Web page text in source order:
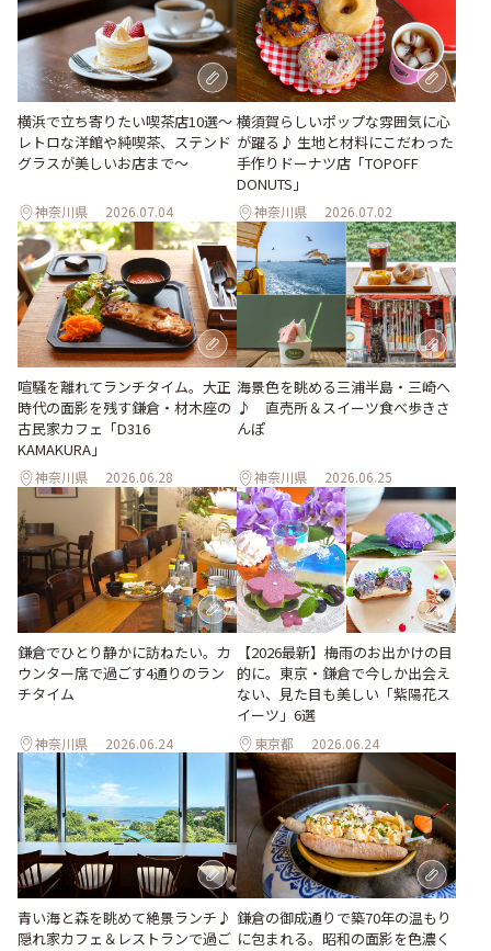
横浜で立ち寄りたい喫茶店10選～
レトロな洋館や純喫茶、ステンド
グラスが美しいお店まで～
神奈川県 2026.07.04
横須賀らしいポップな雰囲気に心
が躍る♪ 生地と材料にこだわった
手作りドーナツ店「TOPOFF
DONUTS」
神奈川県 2026.07.02
喧騒を離れてランチタイム。大正
時代の面影を残す鎌倉・材木座の
古民家カフェ「D316
KAMAKURA」
神奈川県 2026.06.28
海景色を眺める三浦半島・三崎へ
♪ 直売所＆スイーツ食べ歩きさ
んぽ
神奈川県 2026.06.25
鎌倉でひとり静かに訪ねたい。カ
ウンター席で過ごす4通りのラン
チタイム
神奈川県 2026.06.24
【2026最新】梅雨のお出かけの目
的に。東京・鎌倉で今しか出会え
ない、見た目も美しい「紫陽花ス
イーツ」6選
東京都 2026.06.24
青い海と森を眺めて絶景ランチ♪
隠れ家カフェ＆レストランで過ご
鎌倉の御成通りで築70年の温もり
に包まれる。昭和の面影を色濃く